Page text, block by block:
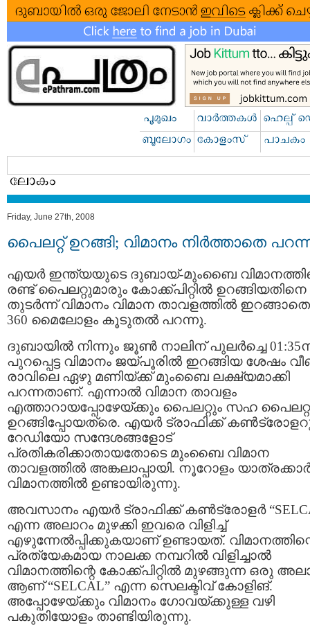
Friday, June 27th, 2008
പൈലറ്റ് ഉറങ്ങി; വിമാനം നിര്‍ത്താതെ
എയര്‍ ഇന്ത്യയുടെ ദുബായ്-മുംബൈ
രണ്ട് പൈലറ്റുമാരും കോക്ക്പിറ്റില്‍ ഉറങ്ങിയതിനെ
തുടര്‍ന്ന് വിമാനം വിമാന താവളത്തില്‍ ഇറങ്ങാതെ
360 മൈലോളം കൂടുതല്‍ പറന്നു.
ദുബായില്‍ നിന്നും ജൂണ്‍ നാലിന് പുലര്‍ച്ചെ
പുറപ്പെട്ട വിമാനം ജയ്പൂരില്‍ ഇറങ്ങിയ ശേഷം
രാവിലെ ഏഴു മണിയ്ക്ക് മുംബൈ ലക്ഷ്യമാക്കി
പറന്നതാണ്. എന്നാല്‍ വിമാന താവളം
എത്താറായപ്പോഴേയ്ക്കും പൈലറ്റും സഹ
ഉറങ്ങിപ്പോയത്രെ. എയര്‍ ട്രാഫിക്ക്
റേഡിയോ സന്ദേശങ്ങളോട്
പ്രതികരിക്കാതായതോടെ മുംബൈ വിമാന
താവളത്തില്‍ അങ്കലാപ്പായി. നൂറോളം
വിമാനത്തില്‍ ഉണ്ടായിരുന്നു.
അവസാനം എയര്‍ ട്രാഫിക്ക് കണ്‍ട്രോളര്‍
എന്ന അലാറം മുഴക്കി ഇവരെ വിളിച്ച്
എഴുന്നേല്‍പ്പിക്കുകയാണ് ഉണ്ടായത്.
പ്രത്യേകമായ നാലക്ക നമ്പറില്‍ വിളിച്ചാല്‍
വിമാനത്തിന്റെ കോക്ക്പിറ്റില്‍ മുഴങ്ങുന്ന ഒരു
ആണ് “SELCAL” എന്ന സെലക്ടിവ് കോളിങ്.
അപ്പോഴേയ്ക്കും വിമാനം ഗോവയ്ക്കുള്ള വഴി
പകുതിയോളം താണ്ടിയിരുന്നു.